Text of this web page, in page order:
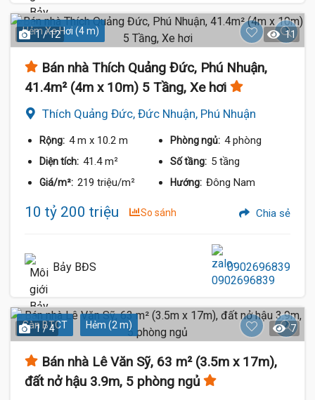
Hẻm Xe Hơi (4 m)
1 / 12 11
Bán nhà Thích Quảng Đức, Phú Nhuận,
41.4m² (4m x 10m) 5 Tầng, Xe hơi
Thích Quảng Đức, Đức Nhuận, Phú Nhuận
Rộng: 4 m x 10.2 m Phòng ngủ: 4 phòng
Diện tích: 41.4 m² Số tầng: 5 tầng
Giá/m²: 219 triệu/m² Hướng: Đông Nam
10 tỷ 200 triệu So sánh Chia sẻ
Bảy BĐS 0902696839
Sàn BTCT Hẻm (2 m)
1 / 4 7
Bán nhà Lê Văn Sỹ, 63 m² (3.5m x 17m),
đất nở hậu 3.9m, 5 phòng ngủ